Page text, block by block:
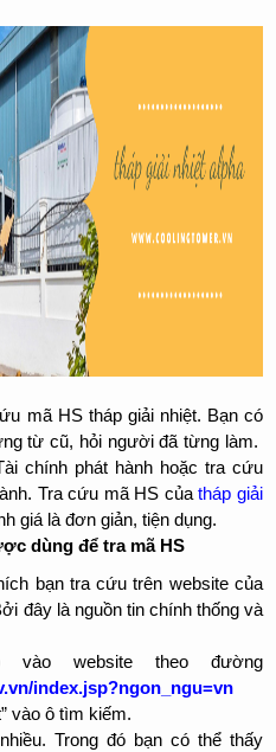
mã HS tháp giải nhiệt. Bạn có
từ cũ, hỏi người đã từng làm.
chính phát hành hoặc tra cứu
Tra cứu mã HS củatháp giải
giá là đơn giản, tiện dụng.
dùng để tra mã HS
bạn tra cứu trên website của
đây là nguồn tin chính thống và
website theo đường
index.jsp?ngon_ngu=vn
vào ô tìm kiếm.
Trong đó bạn có thể thấy